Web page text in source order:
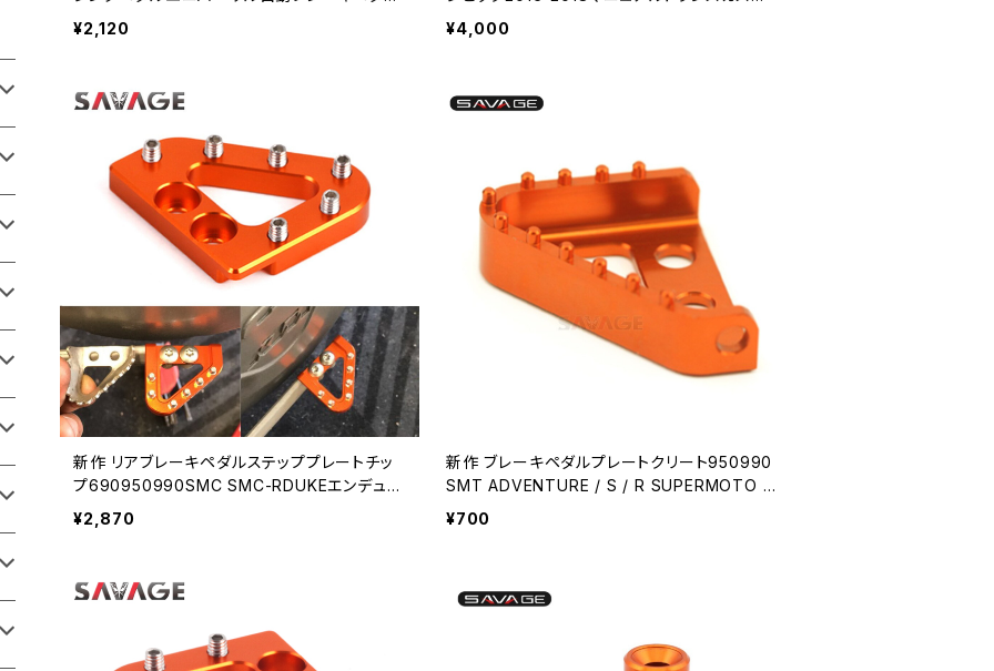
フットペダルノンスリップブラックスポーツレー
シングペダル
¥2,120
ダルパッド高さブロック
¥4,000
新作 リアブレーキペダルステッププレートチッ
プ690950990SMC SMC-RDUKEエンデュー
ロスーパーモタード/ Rアドベンチャースーパー
エンデューロRSMTモーターサイクル バイク用
¥2,870
新作 ブレーキペダルプレートクリート950990
SMT ADVENTURE / S / R SUPERMOTO /
RスーパーエンデューロRモーターサイクルアク
¥700